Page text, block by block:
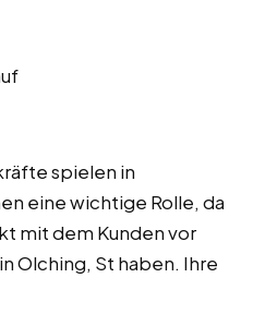
spielen in
eine wichtige Rolle, da
mit dem Kunden vor
Olching, St haben. Ihre